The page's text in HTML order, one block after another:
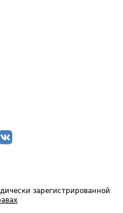
зарегистрированной